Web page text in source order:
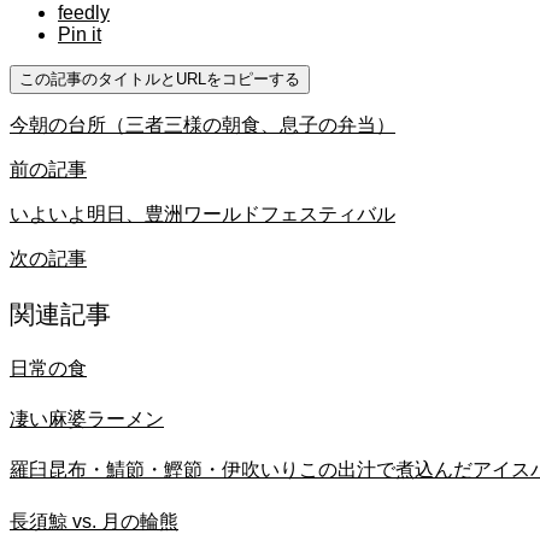
feedly
Pin it
この記事のタイトルとURLをコピーする
今朝の台所（三者三様の朝食、息子の弁当）
前の記事
いよいよ明日、豊洲ワールドフェスティバル
次の記事
関連記事
日常の食
凄い麻婆ラーメン
羅臼昆布・鯖節・鰹節・伊吹いりこの出汁で煮込んだアイス
長須鯨 vs. 月の輪熊